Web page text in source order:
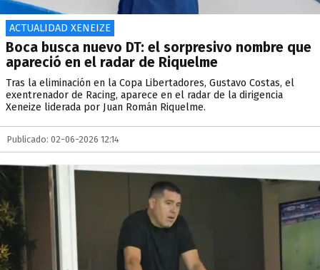
ACTUALIDAD XENEIZE
Boca busca nuevo DT: el sorpresivo nombre que
apareció en el radar de Riquelme
Tras la eliminación en la Copa Libertadores, Gustavo Costas, el
exentrenador de Racing, aparece en el radar de la dirigencia
Xeneize liderada por Juan Román Riquelme.
Publicado: 02-06-2026 12:14